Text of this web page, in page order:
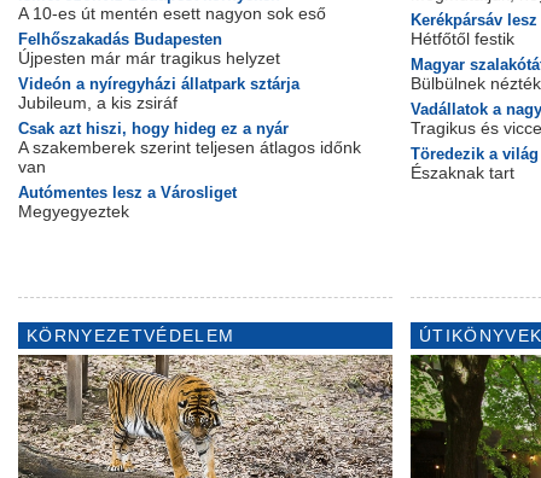
A 10-es út mentén esett nagyon sok eső
Felhőszakadás Budapesten
Újpesten már már tragikus helyzet
Videón a nyíregyházi állatpark sztárja
Jubileum, a kis zsiráf
Csak azt hiszi, hogy hideg ez a nyár
A szakemberek szerint teljesen átlagos időnk
van
Autómentes lesz a Városliget
Megyegyeztek
KÖRNYEZETVÉDELEM
Kerékpársáv
Hétfőtől festik
Magyar
Bülbülnek
Vadállatok a
Tragikus és
Töredezik a
Északnak tart